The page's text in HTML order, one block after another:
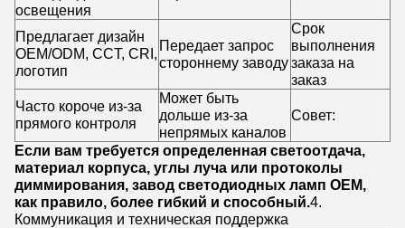
освещения
Предлагает дизайн
OEM/ODM, CCT, CRI,
логотип
Передает запрос
стороннему заводу
Срок
выполнения
заказа на
заказ
Часто короче из-за
прямого контроля
Может быть
дольше из-за
непрямых каналов
Совет:
Если вам требуется определенная светоотдача,
материал корпуса, углы луча или протоколы
диммирования, завод светодиодных ламп OEM,
как правило, более гибкий и способный. 4.
Коммуникация и техническая поддержка